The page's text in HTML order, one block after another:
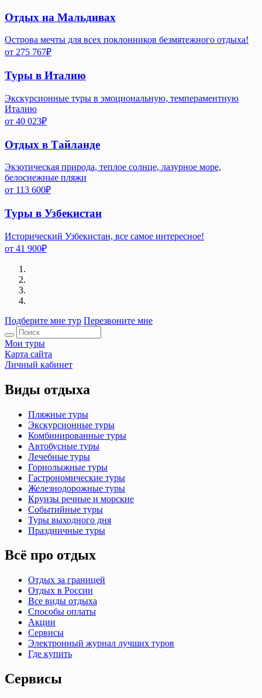
Отдых на Мальдивах
Острова мечты для всех поклонников безмятежного отдыха!
от 275 767₽
Туры в Италию
Экскурсионные туры в эмоциональную, темпераментную
Италию
от 40 023₽
Отдых в Тайланде
Экзотическая природа, теплое солнце, лазурное море,
белоснежные пляжи
от 113 600₽
Туры в Узбекистан
Исторический Узбекистан, все самое интересное!
от 41 900₽
Подберите мне тур Перезвоните мне
Мои туры
Карта сайта
Личный кабинет
Виды отдыха
Пляжные туры
Экскурсионные туры
Комбинированные туры
Автобусные туры
Лечебные туры
Горнолыжные туры
Гастрономические туры
Железнодорожные туры
Круизы речные и морские
Событийные туры
Туры выходного дня
Праздничные туры
Всё про отдых
Отдых за границей
Отдых в России
Все виды отдыха
Способы оплаты
Акции
Сервисы
Электронный журнал лучших туров
Где купить
Сервисы